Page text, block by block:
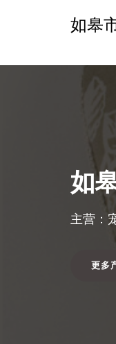
如皋
如
主营：
更多